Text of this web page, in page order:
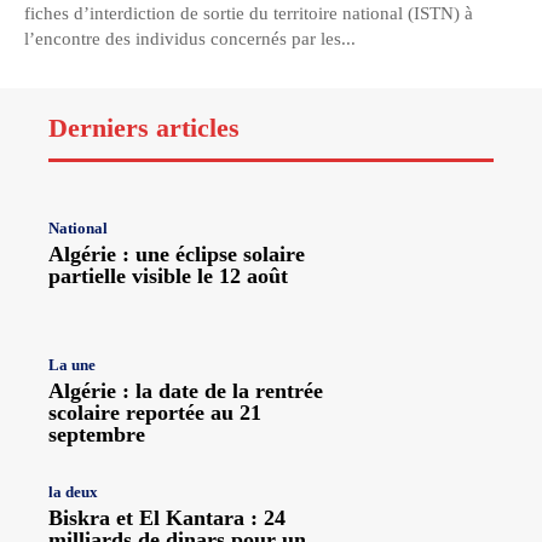
fiches d’interdiction de sortie du territoire national (ISTN) à
l’encontre des individus concernés par les...
Derniers articles
National
Algérie : une éclipse solaire
partielle visible le 12 août
La une
Algérie : la date de la rentrée
scolaire reportée au 21
septembre
la deux
Biskra et El Kantara : 24